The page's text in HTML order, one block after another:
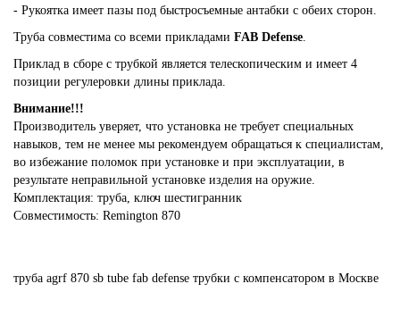
- Рукоятка имеет пазы под быстросъемные антабки с обеих сторон.
Труба совместима со всеми прикладами FAB Defense.
Приклад в сборе с трубкой является телескопическим и имеет 4
позиции регулеровки длины приклада.
Внимание!!!
Производитель уверяет, что установка не требует специальных
навыков, тем не менее мы рекомендуем обращаться к специалистам,
во избежание поломок при установке и при эксплуатации, в
результате неправильной установке изделия на оружие.
Комплектация: труба, ключ шестигранник
Совместимость: Remington 870
труба agrf 870 sb tube fab defense трубки с компенсатором в Москве